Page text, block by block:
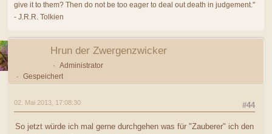
give it to them? Then do not be too eager to deal out death in judgement."
- J.R.R. Tolkien
Hrun der Zwergenzwicker
Administrator
Gespeichert
#44
02. Mai 2013, 17:08:30
So jetzt würde ich mal gerne durchgehen was für "Zauberer" ich den